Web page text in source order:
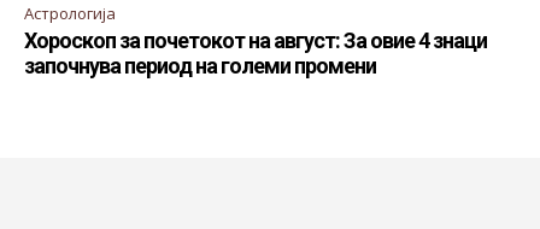
Астрологија
Хороскоп за почетокот на август: За овие 4 знаци
започнува период на големи промени